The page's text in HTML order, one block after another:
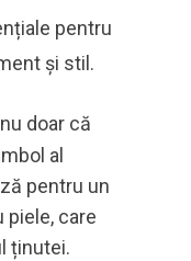
pentru
și stil.
doar că
al
pentru un
piele, care
ținutei.